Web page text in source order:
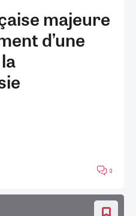
majeure
d’une
0